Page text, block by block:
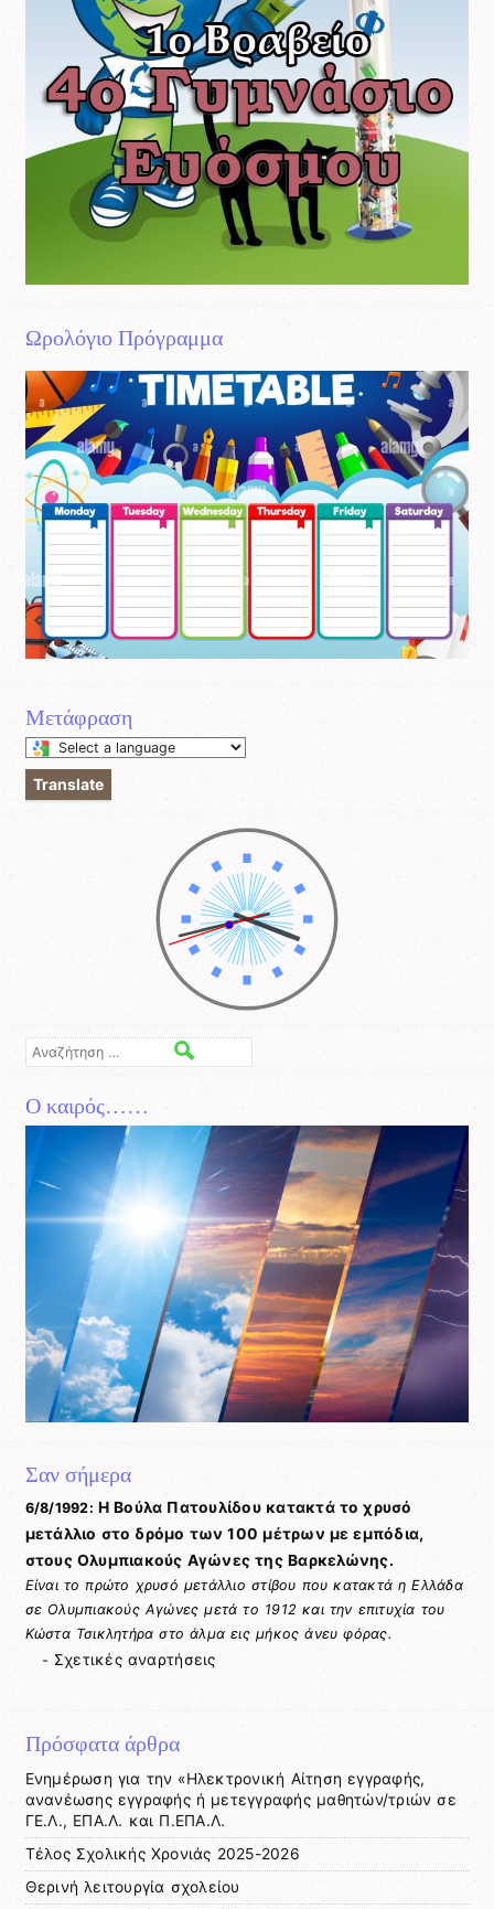
Ωρολόγιο Πρόγραμμα
Μετάφραση
Select
a
language
Translate
Αναζήτηση
Ο καιρός……
Σαν σήμερα
6/8/1992: Η Βούλα Πατουλίδου κατακτά το χρυσό
μετάλλιο στο δρόμο των 100 μέτρων με εμπόδια,
στους Ολυμπιακούς Αγώνες της Βαρκελώνης.
Είναι το πρώτο χρυσό μετάλλιο στίβου που κατακτά η Ελλάδα
σε Ολυμπιακούς Αγώνες μετά το 1912 και την επιτυχία του
Κώστα Τσικλητήρα στο άλμα εις μήκος άνευ φόρας.
- Σχετικές αναρτήσεις
Πρόσφατα άρθρα
Ενημέρωση για την «Ηλεκτρονική Αίτηση εγγραφής,
ανανέωσης εγγραφής ή μετεγγραφής μαθητών/τριών σε
ΓΕ.Λ., ΕΠΑ.Λ. και Π.ΕΠΑ.Λ.
Tέλος Σχολικής Χρονιάς 2025-2026
Θερινή λειτουργία σχολείου